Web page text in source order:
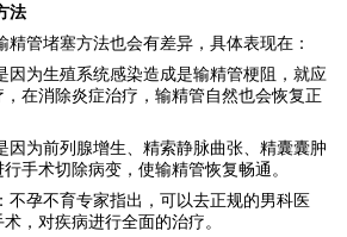
法
精管堵塞方法也会有差异，具体表现在：
因为生殖系统感染造成是输精管梗阻，就应
在消除炎症治疗，输精管自然也会恢复正
因为前列腺增生、精索静脉曲张、精囊囊肿
手术切除病变，使输精管恢复畅通。
不孕不育专家指出，可以去正规的男科医
，对疾病进行全面的治疗。